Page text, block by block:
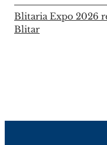
Blitaria Expo 2026
Blitar